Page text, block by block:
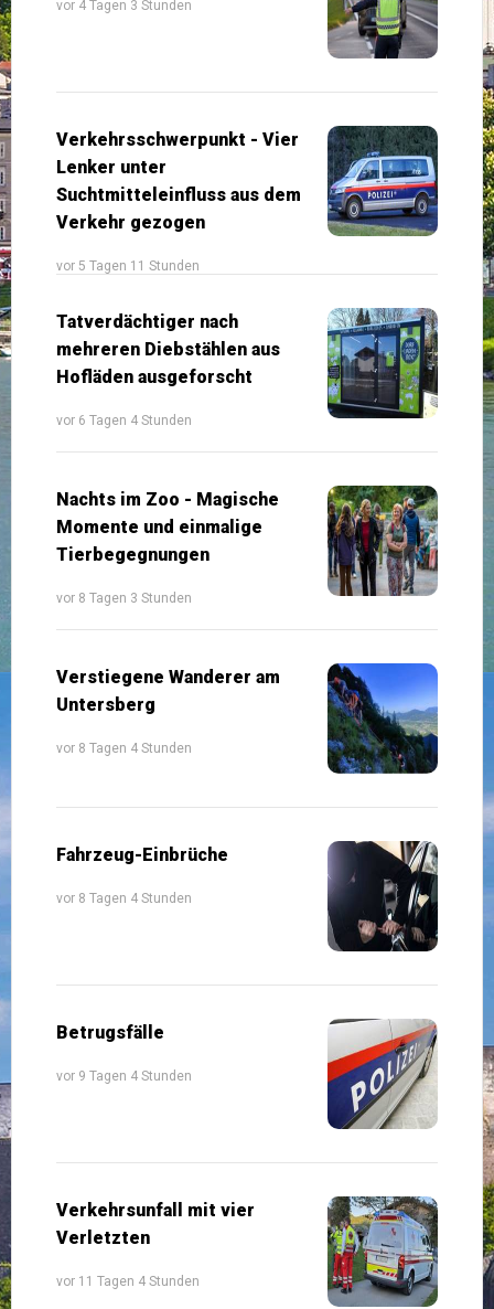
vor 4 Tagen 3 Stunden
Verkehrsschwerpunkt - Vier
Lenker unter
Suchtmitteleinfluss aus dem
Verkehr gezogen
vor 5 Tagen 11 Stunden
Tatverdächtiger nach
mehreren Diebstählen aus
Hofläden ausgeforscht
vor 6 Tagen 4 Stunden
Nachts im Zoo - Magische
Momente und einmalige
Tierbegegnungen
vor 8 Tagen 3 Stunden
Verstiegene Wanderer am
Untersberg
vor 8 Tagen 4 Stunden
Fahrzeug-Einbrüche
vor 8 Tagen 4 Stunden
Betrugsfälle
vor 9 Tagen 4 Stunden
Verkehrsunfall mit vier
Verletzten
vor 11 Tagen 4 Stunden